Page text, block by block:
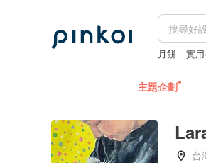
月餅 實
主題企劃
台